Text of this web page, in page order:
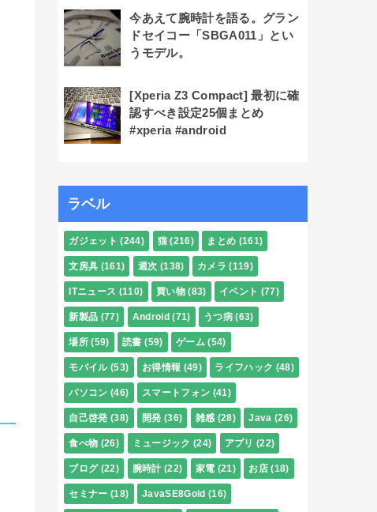
今あえて腕時計を語る。グラン
ドセイコー「SBGA011」とい
うモデル。
[Xperia Z3 Compact] 最初に確
認すべき設定25個まとめ
#xperia #android
ラベル
ガジェット (244) 猫 (216) まとめ (161)
文房具 (161) 週次 (138) カメラ (119)
ITニュース (110) 買い物 (83) イベント (77)
新製品 (77) Android (71) うつ病 (63)
場所 (59) 読書 (59) ゲーム (54)
モバイル (53) お得情報 (49) ライフハック (48)
パソコン (46) スマートフォン (41)
自己啓発 (38) 開発 (36) 雑感 (28) Java (26)
食べ物 (26) ミュージック (24) アプリ (22)
ブログ (22) 腕時計 (22) 家電 (21) お店 (18)
セミナー (18) JavaSE8Gold (16)